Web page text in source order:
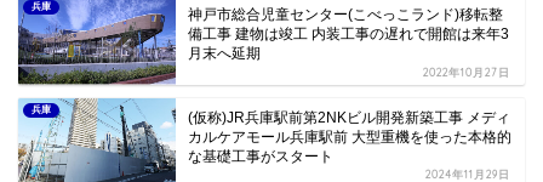
兵庫
神戸市総合児童センター(こべっこランド)移転整
備工事 建物は竣工 内装工事の遅れで開館は来年3
月末へ延期
2022年10月27日
兵庫
(仮称)JR兵庫駅前第2NKビル開発新築工事 メディ
カルケアモール兵庫駅前 大型重機を使った本格的
な基礎工事がスタート
2024年11月29日